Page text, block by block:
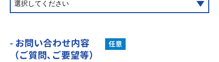
- お問い合わせ内容
（ご質問､ご要望等）
任意